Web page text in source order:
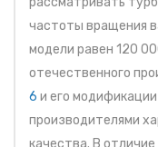
частоты вращения
модели равен 120
отечественного
6 и его
производителями
качества. В